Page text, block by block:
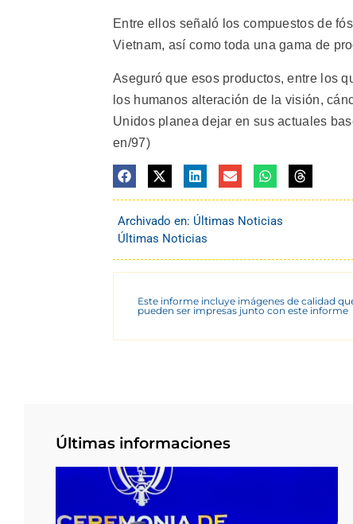
Entre ellos señaló los compuestos de
Vietnam, así como toda una gama de
Aseguró que esos productos, entre los
los humanos alteración de la visión,
Unidos planea dejar en sus actuales
en/97)
Archivado en: Últimas Noticias
Últimas Noticias
Este informe incluye imágenes de calidad
pueden ser impresas junto con este informe
Últimas informaciones